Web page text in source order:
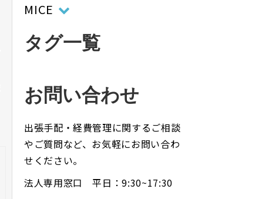
MICE
タグ一覧
お問い合わせ
出張手配・経費管理に関するご相談
やご質問など、お気軽にお問い合わ
せください。
法人専用窓口 平日：9:30~17:30